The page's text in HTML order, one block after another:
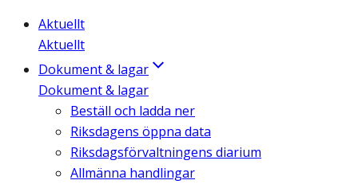
Aktuellt
Aktuellt
Dokument & lagar
Dokument & lagar
Beställ och ladda ner
Riksdagens öppna data
Riksdagsförvaltningens diarium
Allmänna handlingar